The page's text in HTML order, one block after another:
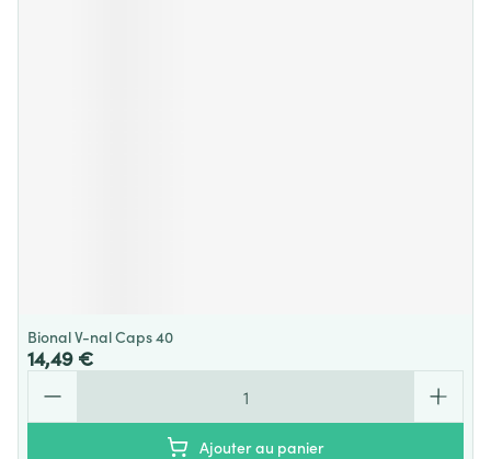
Bional V-nal Caps 40
14,49 €
Ajouter au panier